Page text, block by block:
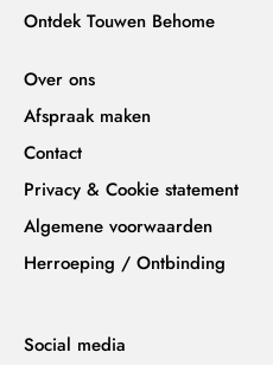
Ontdek Touwen Behome
Over ons
Afspraak maken
Contact
Privacy & Cookie statement
Algemene voorwaarden
Herroeping / Ontbinding
Social media